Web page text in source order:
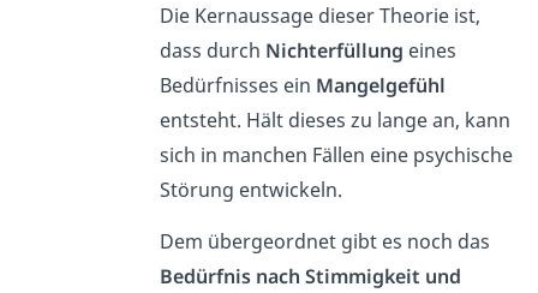
Die Kernaussage dieser Theorie ist,
dass durch Nichterfüllung eines
Bedürfnisses ein Mangelgefühl
entsteht. Hält dieses zu lange an, kann
sich in manchen Fällen eine psychische
Störung entwickeln.
Dem übergeordnet gibt es noch das
Bedürfnis nach Stimmigkeit und